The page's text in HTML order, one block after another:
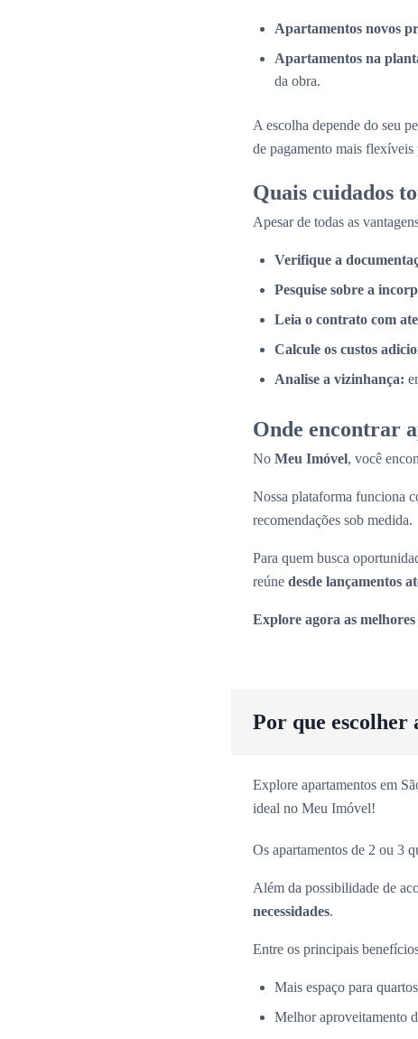
Apartamentos novos
Apartamentos na
da obra.
A escolha depende do seu
de pagamento mais flexíveis
Quais cuidados
Apesar de todas as
Verifique a
Pesquise sobre a
Leia o contrato com
Calcule os custos
Analise a vizinhança:
Onde encontrar
No Meu Imóvel, você
Nossa plataforma funciona
recomendações sob medida.
Para quem busca
reúne desde lançamentos
Explore agora as
Por que escolher
Explore apartamentos em
ideal no Meu Imóvel!
Os apartamentos de 2 ou 3
Além da possibilidade de
necessidades.
Entre os principais
Mais espaço para
Melhor aproveitamento